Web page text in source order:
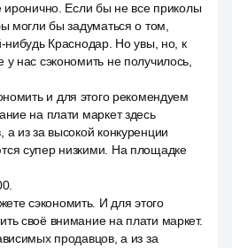
иронично. Если бы не все приколы
могли бы задуматься о том,
нибудь Краснодар. Но увы, но, к
нас сэкономить не получилось,
и для этого рекомендуем
на плати маркет здесь
из за высокой конкуренции
супер низкими. На площадке
сэкономить. И для этого
своё внимание на плати маркет.
продавцов, а из за